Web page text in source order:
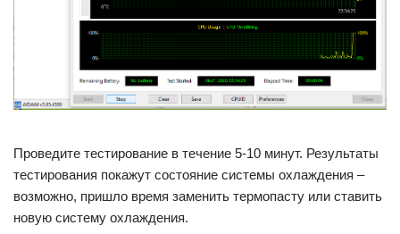
Проведите тестирование в течение 5-10 минут. Результаты
тестирования покажут состояние системы охлаждения –
возможно, пришло время заменить термопасту или ставить
новую систему охлаждения.